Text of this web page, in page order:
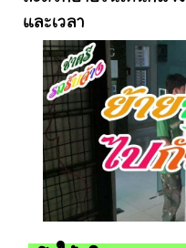
และเวลา